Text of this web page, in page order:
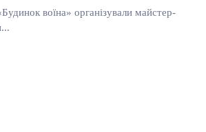
воїна» організували майстер-